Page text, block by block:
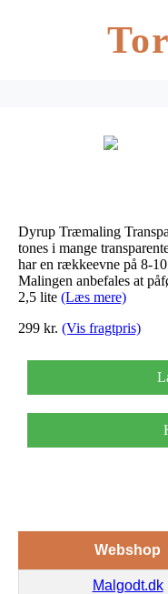
Dyrup Træmaling
tones i mange
har en rækkeevne på 8-
Malingen anbefales at
2,5 lite (Læs mere)
299 kr. (Vis fragtpris)
Webshop
Malgodt.dk